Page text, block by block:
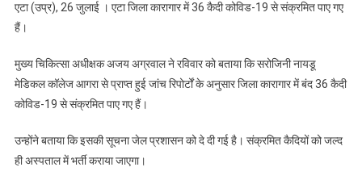
एटा (उप्र), 26 जुलाई । एटा जिला कारागार में 36 कैदी कोविड-19 से संक्रमित पाए गए
हैं।
मुख्य चिकित्सा अधीक्षक अजय अग्रवाल ने रविवार को बताया कि सरोजिनी नायडू
मेडिकल कॉलेज आगरा से प्राप्त हुई जांच रिपोर्टों के अनुसार जिला कारागार में बंद 36 कैदी
कोविड-19 से संक्रमित पाए गए हैं।
उन्होंने बताया कि इसकी सूचना जेल प्रशासन को दे दी गई है। संक्रमित कैदियों को जल्द
ही अस्पताल में भर्ती कराया जाएगा।